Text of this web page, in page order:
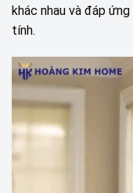
khác nhau và đáp
tính.